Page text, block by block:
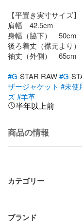
【平置き実寸サイズ】
肩幅　42.5cm
身幅（脇下）　50cm
後ろ着丈（襟元より
袖丈（外側）　65cm
#G-STAR RAW #G-
ザージャケット #未使
ズ#羊革
半年以上前
商品の情報
カテゴリー
ブランド